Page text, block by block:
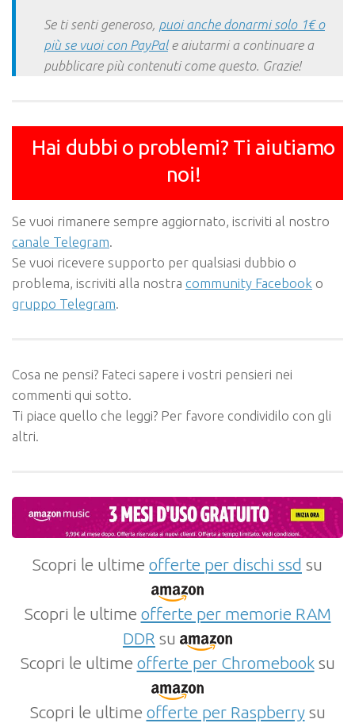
Se ti senti generoso, puoi anche donarmi solo 1€ o
più se vuoi con PayPale aiutarmi a continuare a
pubblicare più contenuti come questo. Grazie!
Hai dubbi o problemi? Ti aiutiamo
noi!
Se vuoi rimanere sempre aggiornato, iscriviti al nostro
canale Telegram.
Se vuoi ricevere supporto per qualsiasi dubbio o
problema, iscriviti alla nostra community Facebook o
gruppo Telegram.
Cosa ne pensi? Fateci sapere i vostri pensieri nei
commenti qui sotto.
Ti piace quello che leggi? Per favore condividilo con gli
altri.
Scopri le ultime offerte per dischi ssd su
Scopri le ultime offerte per memorie RAM
DDR su
Scopri le ultime offerte per Chromebooksu
Scopri le ultime offerte per Raspberrysu